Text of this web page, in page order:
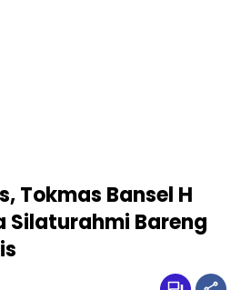
Tokmas Bansel H
Silaturahmi Bareng